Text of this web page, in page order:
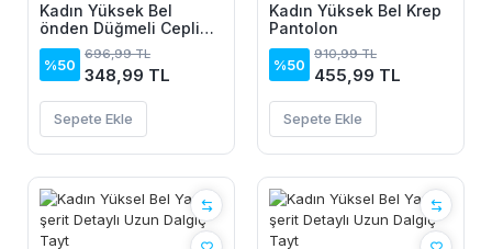
Kadın Yüksek Bel
önden Düğmeli Cepli
Bilek Lastik Detay Atlas
Pantolon
%50
696,99 TL
348,99 TL
Sepete Ekle
Kadın Yüksek Bel Krep
Pantolon
%50
910,99 TL
455,99 TL
Sepete Ekle